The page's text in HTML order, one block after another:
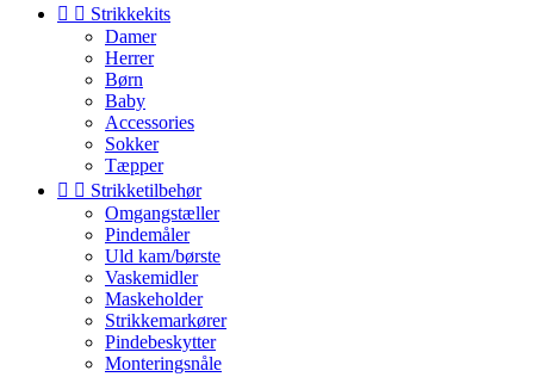
  Strikkekits
Damer
Herrer
Børn
Baby
Accessories
Sokker
Tæpper
  Strikketilbehør
Omgangstæller
Pindemåler
Uld kam/børste
Vaskemidler
Maskeholder
Strikkemarkører
Pindebeskytter
Monteringsnåle